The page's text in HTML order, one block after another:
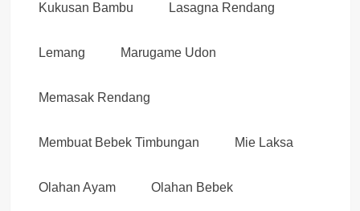
Kukusan Bambu Lasagna Rendang
Lemang Marugame Udon
Memasak Rendang
Membuat Bebek Timbungan Mie Laksa
Olahan Ayam Olahan Bebek